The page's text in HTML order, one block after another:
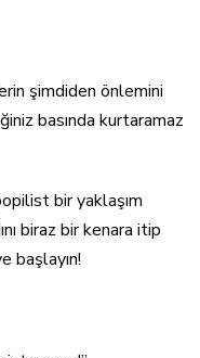
şimdiden önlemini
basında kurtaramaz
bir yaklaşım
biraz bir kenara itip
başlayın!